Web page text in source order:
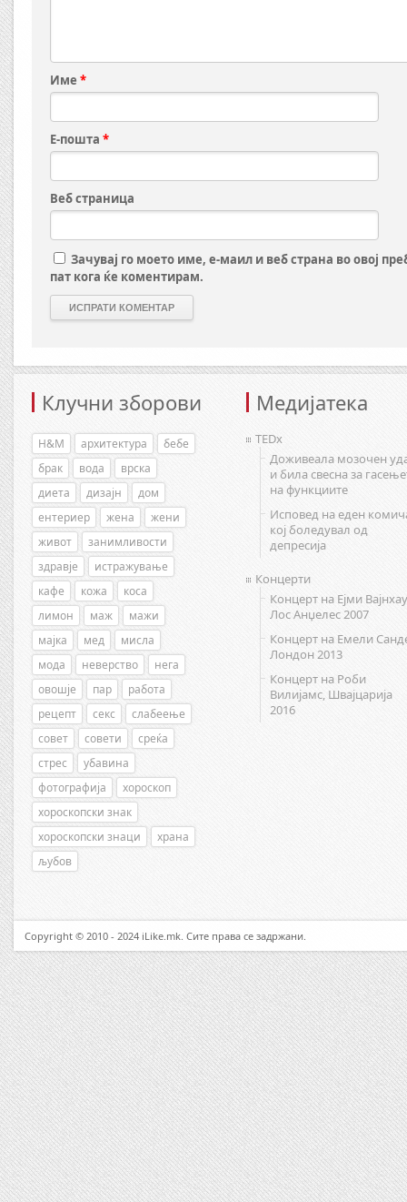
Име *
Е-пошта *
Веб страница
Зачувај го моето име, е-маил и веб страна во овој
пат кога ќе коментирам.
Клучни зборови
H&M архитектура
бебе
брак
вода
врска
диета
дизајн
дом
ентериер
жена
жени
живот
занимливости
здравје
истражување
кафе
кожа
коса
лимон
маж
мажи
мајка
мед
мисла
мода
неверство
нега
овошје
пар
работа
рецепт
секс
слабеење
совет
совети
среќа
стрес
убавина
фотографија
хороскоп
хороскопски знак
хороскопски знаци
храна
љубов
Медијатека
TEDx
Доживеала мозочен
и била свесна за
на функциите
Исповед на еден
кој боледувал од
депресија
Концерти
Концерт на Ејми
Лос Анџелес 2007
Концерт на Емели
Лондон 2013
Концерт на Роби
Вилијамс, Швајцарија
2016
Copyright © 2010 - 2024 iLike.mk. Сите права се задржани.